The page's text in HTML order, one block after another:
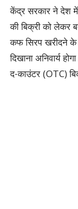
केंद्र सरकार ने देश
की बिक्री को लेकर
कफ सिरप खरीदने के
दिखाना अनिवार्य
द-काउंटर (OTC)